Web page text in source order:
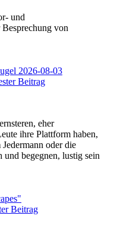
und
von
2026-08-03
Beitrag
eher
ihre Plattform haben,
oder die
und begegnen, lustig sein
Beitrag